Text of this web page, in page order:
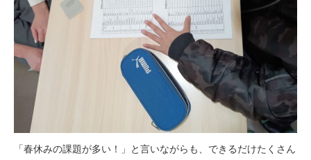
「春休みの課題が多い！」と言いながらも、できるだけたくさん